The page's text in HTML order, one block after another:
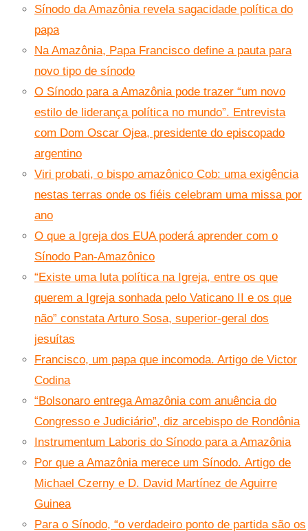
Sínodo da Amazônia revela sagacidade política do
papa
Na Amazônia, Papa Francisco define a pauta para
novo tipo de sínodo
O Sínodo para a Amazônia pode trazer “um novo
estilo de liderança política no mundo”. Entrevista
com Dom Oscar Ojea, presidente do episcopado
argentino
Viri probati, o bispo amazônico Cob: uma exigência
nestas terras onde os fiéis celebram uma missa por
ano
O que a Igreja dos EUA poderá aprender com o
Sínodo Pan-Amazônico
“Existe uma luta política na Igreja, entre os que
querem a Igreja sonhada pelo Vaticano II e os que
não” constata Arturo Sosa, superior-geral dos
jesuítas
Francisco, um papa que incomoda. Artigo de Victor
Codina
“Bolsonaro entrega Amazônia com anuência do
Congresso e Judiciário”, diz arcebispo de Rondônia
Instrumentum Laboris do Sínodo para a Amazônia
Por que a Amazônia merece um Sínodo. Artigo de
Michael Czerny e D. David Martínez de Aguirre
Guinea
Para o Sínodo, “o verdadeiro ponto de partida são os